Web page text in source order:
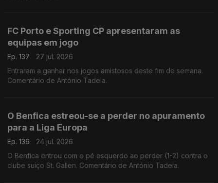
FC Porto e Sporting CP apresentaram as
equipas em jogo
Ep. 137
27 jul. 2026
Entraram a ganhar nos jogos amistosos deste fim de semana.
Comentário de António Tadeia.
O Benfica estreou-se a perder no apuramento
para a Liga Europa
Ep. 136
24 jul. 2026
O Benfica entrou com o pé esquerdo ao perder (1-2) contra o
clube suiço St. Gallen. Comentário de António Tadeia.